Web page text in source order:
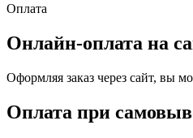
Оплата
Онлайн-оплата на
Оформляя заказ через сайт, вы
Оплата при